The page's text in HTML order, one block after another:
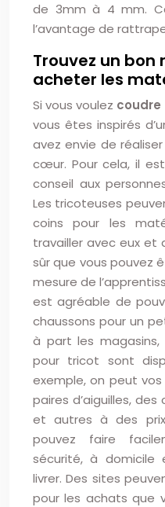
de 3mm à 4 mm.
l’avantage de
Trouvez un bon
acheter les
Si vous voulez coudre
vous êtes inspirés
avez envie de
cœur. Pour cela, il
conseil aux
Les tricoteuses
coins pour les
travailler avec eux et
sûr que vous pouvez
mesure de
est agréable de
chaussons pour un
à part les
pour tricot sont
exemple, on peut
paires d’aiguilles,
et autres à des
pouvez faire
sécurité, à domicile
livrer. Des sites
pour les achats que